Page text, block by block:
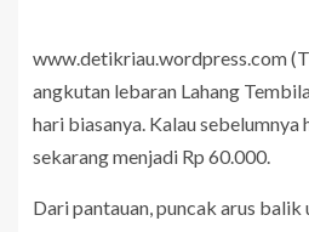
www.detikriau.wordpress.com
angkutan lebaran Lahang
hari biasanya. Kalau sebelumnya
sekarang menjadi Rp 60.000.
Dari pantauan, puncak arus